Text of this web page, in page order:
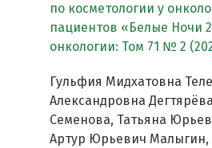
по косметологии у
пациентов «Белые Ночи
онкологии: Том 71 № 2
Гульфия Мидхатовна
Александровна
Семенова, Татьяна
Артур Юрьевич Малыгин,